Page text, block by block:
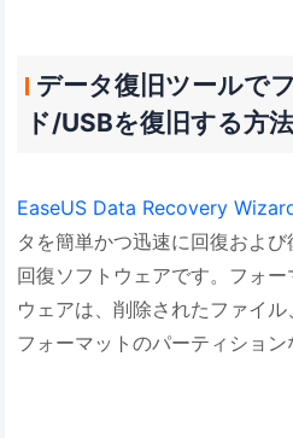
データ復旧ツールで
ド/USBを復旧する方法
EaseUS Data Recovery
タを簡単かつ迅速に回復およ
回復ソフトウェアです。フォ
ウェアは、削除されたファイ
フォーマットのパーティション